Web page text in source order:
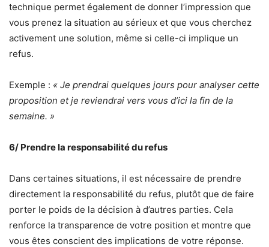
technique permet également de donner l’impression que
vous prenez la situation au sérieux et que vous cherchez
activement une solution, même si celle-ci implique un
refus.
Exemple : « Je prendrai quelques jours pour analyser cette
proposition et je reviendrai vers vous d’ici la fin de la
semaine. »
6/ Prendre la responsabilité du refus
Dans certaines situations, il est nécessaire de prendre
directement la responsabilité du refus, plutôt que de faire
porter le poids de la décision à d’autres parties. Cela
renforce la transparence de votre position et montre que
vous êtes conscient des implications de votre réponse.